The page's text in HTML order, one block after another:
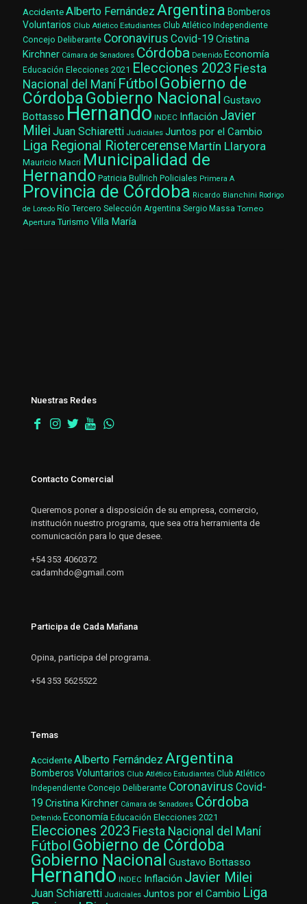
AccidenteAlberto Fernández Argentina Bomberos
Voluntarios Club Atlético Estudiantes Club Atlético Independiente
Concejo Deliberante Coronavirus Covid-19 Cristina
Kirchner Cámara de Senadores Córdoba Detenido Economía
Educación Elecciones 2021 Elecciones 2023 Fiesta
Nacional del Maní Fútbol Gobierno de
CórdobaGobierno Nacional Gustavo
Bottasso Hernando INDEC Inflación Javier
Milei Juan Schiaretti Judiciales Juntos por el Cambio
Liga Regional Riotercerense Martín Llaryora
Mauricio Macri Municipalidad de
Hernando Patricia Bullrich Policiales Primera A
Provincia de Córdoba Ricardo Bianchini Rodrigo
de Loredo Río Tercero Selección Argentina Sergio Massa Torneo
Apertura Turismo Villa María
Nuestras Redes
Contacto Comercial
Queremos poner a disposición de su empresa, comercio,
institución nuestro programa, que sea otra herramienta de
comunicación para lo que desee.
+54 353 4060372
cadamhdo@gmail.com
Participa de Cada Mañana
Opina, participa del programa.
+54 353 5625522
Temas
AccidenteAlberto Fernández Argentina
Bomberos Voluntarios Club Atlético Estudiantes Club Atlético
Independiente Concejo Deliberante Coronavirus Covid-
19 Cristina Kirchner Cámara de Senadores Córdoba
Detenido Economía Educación Elecciones 2021
Elecciones 2023 Fiesta Nacional del Maní
Fútbol Gobierno de Córdoba
Gobierno Nacional Gustavo Bottasso
Hernando INDEC Inflación Javier Milei
Juan Schiaretti Judiciales Juntos por el Cambio Liga